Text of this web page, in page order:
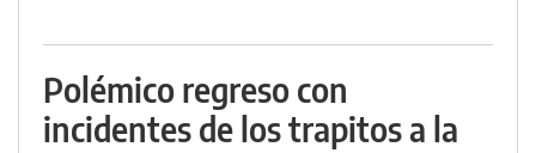
Polémico regreso con
incidentes de los trapitos a la